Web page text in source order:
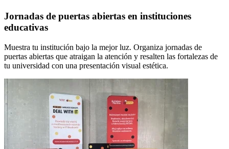
Jornadas de puertas abiertas en instituciones
educativas
Muestra tu institución bajo la mejor luz. Organiza jornadas de
puertas abiertas que atraigan la atención y resalten las fortalezas de
tu universidad con una presentación visual estética.